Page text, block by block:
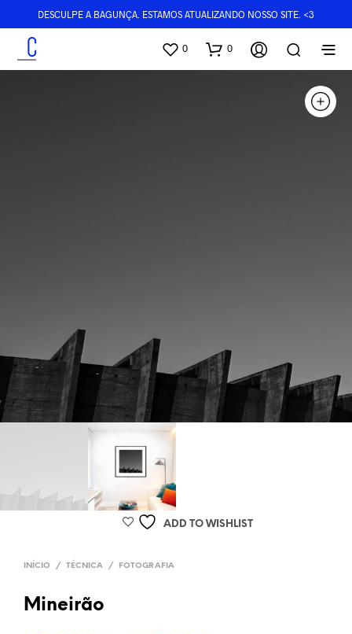
DESCULPE A BAGUNÇA. ESTAMOS ATUALIZANDO NOSSO SITE. <3
0 0
ADD TO WISHLIST
INÍCIO / TÉCNICA / FOTOGRAFIA
Mineirão